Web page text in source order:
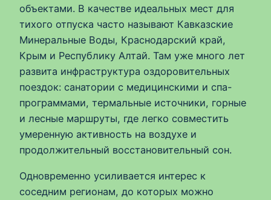
объектами. В качестве идеальных мест для
тихого отпуска часто называют Кавказские
Минеральные Воды, Краснодарский край,
Крым и Республику Алтай. Там уже много лет
развита инфраструктура оздоровительных
поездок: санатории с медицинскими и спа-
программами, термальные источники, горные
и лесные маршруты, где легко совместить
умеренную активность на воздухе и
продолжительный восстановительный сон.
Одновременно усиливается интерес к
соседним регионам, до которых можно